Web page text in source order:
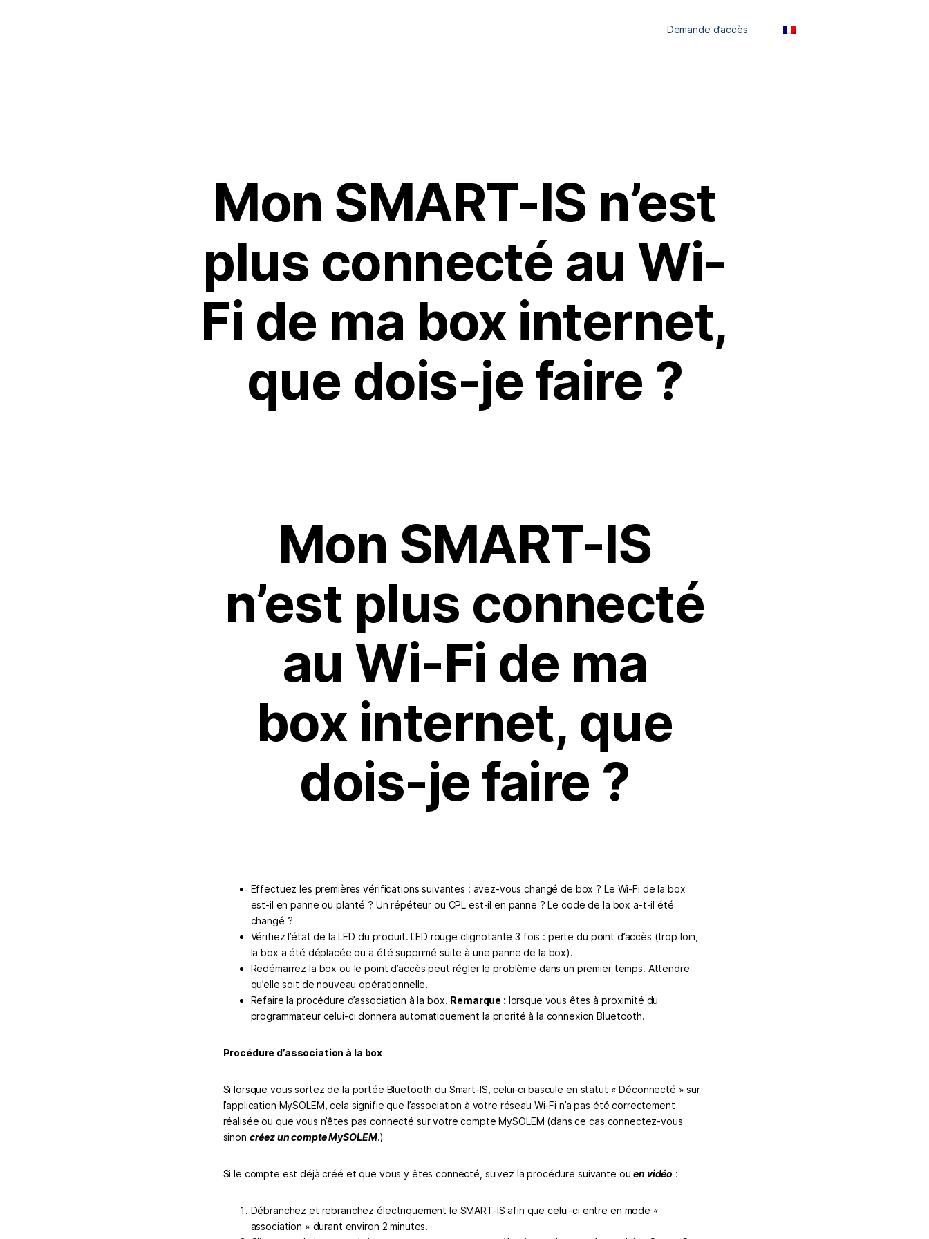
Demande d’accès
Mon SMART-IS n’est
plus connecté au Wi-
Fi de ma box internet,
que dois-je faire ?
Mon SMART-IS
n’est plus connecté
au Wi-Fi de ma
box internet, que
dois-je faire ?
Effectuez les premières vérifications suivantes : avez-vous changé de box ? Le Wi-Fi de la box
est-il en panne ou planté ? Un répéteur ou CPL est-il en panne ? Le code de la box a-t-il été
changé ?
Vérifiez l’état de la LED du produit. LED rouge clignotante 3 fois : perte du point d’accès (trop loin,
la box a été déplacée ou a été supprimé suite à une panne de la box).
Redémarrez la box ou le point d’accès peut régler le problème dans un premier temps. Attendre
qu’elle soit de nouveau opérationnelle.
Refaire la procédure d’association à la box. Remarque : lorsque vous êtes à proximité du
programmateur celui-ci donnera automatiquement la priorité à la connexion Bluetooth.
Procédure d’association à la box
Si lorsque vous sortez de la portée Bluetooth du Smart-IS, celui-ci bascule en statut « Déconnecté » sur
l’application MySOLEM, cela signifie que l’association à votre réseau Wi-Fi n’a pas été correctement
réalisée ou que vous n’êtes pas connecté sur votre compte MySOLEM (dans ce cas connectez-vous
sinon créez un compte MySOLEM.)
Si le compte est déjà créé et que vous y êtes connecté, suivez la procédure suivante ouen vidéo :
Débranchez et rebranchez électriquement le SMART-IS afin que celui-ci entre en mode «
association » durant environ 2 minutes.